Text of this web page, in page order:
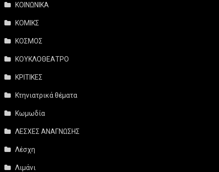
ΚΟΙΝΩΝΙΚΑ
ΚΟΜΙΚΣ
ΚΟΣΜΟΣ
ΚΟΥΚΛΟΘΕΑΤΡΟ
ΚΡΙΤΙΚΕΣ
Κτηνιατρικά θέματα
Κωμωδία
ΛΕΣΧΕΣ ΑΝΑΓΝΩΣΗΣ
Λέσχη
Λιμάνι